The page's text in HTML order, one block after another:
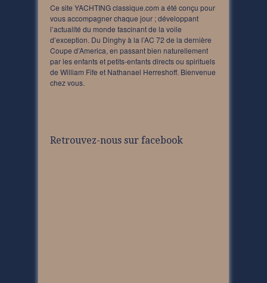
Ce site YACHTING classique.com a été conçu pour
vous accompagner chaque jour ; développant
l’actualité du monde fascinant de la voile
d’exception. Du Dinghy à la l’AC 72 de la dernière
Coupe d’America, en passant bien naturellement
par les enfants et petits-enfants directs ou spirituels
de William Fife et Nathanael Herreshoff. Bienvenue
chez vous.
Retrouvez-nous sur facebook